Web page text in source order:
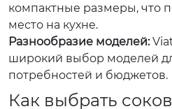
компактные размеры, что
место на кухне.
Разнообразие моделей:
широкий выбор моделей
потребностей и бюджетов.
Как выбрать